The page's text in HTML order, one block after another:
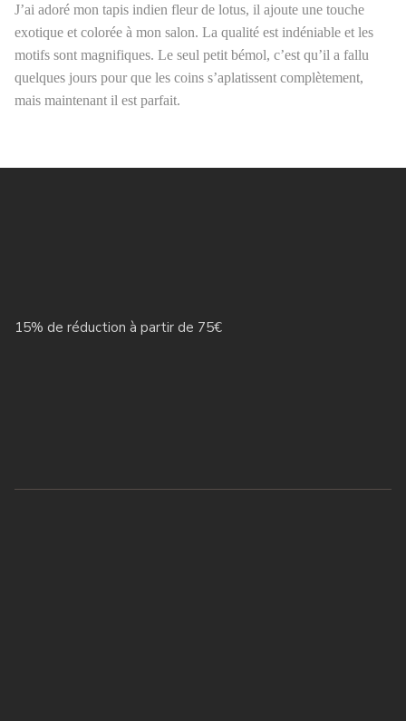
J’ai adoré mon tapis indien fleur de lotus, il ajoute une touche
exotique et colorée à mon salon. La qualité est indéniable et les
motifs sont magnifiques. Le seul petit bémol, c’est qu’il a fallu
quelques jours pour que les coins s’aplatissent complètement,
mais maintenant il est parfait.
15% de réduction à partir de 75€